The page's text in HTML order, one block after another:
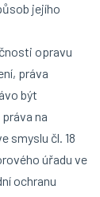
jejího
opravu
práva
být
na
smyslu čl. 18
úřadu ve
ochranu